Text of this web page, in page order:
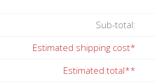
Sub-total:
Estimated shipping cost*
Estimated total**